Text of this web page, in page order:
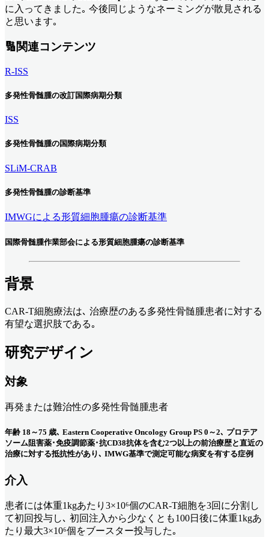
に入ってきました｡ 今後同じようなネーミングが散見される
と思います｡
🔢関連コンテンツ
R-ISS
多発性骨髄腫の改訂国際病期分類
ISS
多発性骨髄腫の国際病期分類
SLiM-CRAB
多発性骨髄腫の診断基準
IMWGによる形質細胞腫瘍の診断基準
国際骨髄腫作業部会による形質細胞腫瘍の診断基準
背景
CAR-T細胞療法は､ 治療歴のある多発性骨髄腫患者に対する
有望な選択肢である｡
研究デザイン
対象
再発または難治性の多発性骨髄腫患者
年齢 18～75 歳､ Eastern Cooperative Oncology Group PS 0～2､ プロテア
ソーム阻害薬･免疫調節薬･抗CD38抗体を含む2つ以上の前治療歴と直近の
治療に対する抵抗性があり､ IMWG基準で測定可能な病変を有する症例
介入
患者には体重1kgあたり3×10⁶個のCAR-T細胞を3回に分割し
て初回投与し､ 初回注入から少なくとも100日後に体重1kgあ
たり最大3×10⁶個をブースター投与した｡